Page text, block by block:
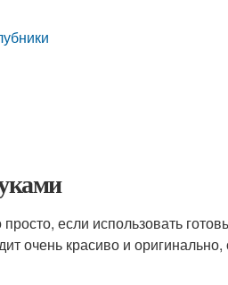
если использовать
очень красиво и